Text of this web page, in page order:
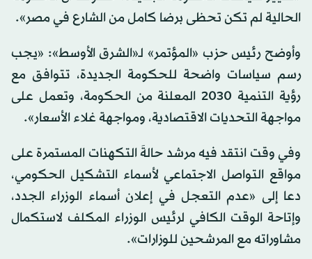
الحالية لم تكن تحظى برضا كامل من الشارع في مصر».
وأوضح رئيس حزب «المؤتمر» لـ«الشرق الأوسط»: «يجب
رسم سياسات واضحة للحكومة الجديدة، تتوافق مع
رؤية التنمية 2030 المعلنة من الحكومة، وتعمل على
مواجهة التحديات الاقتصادية، ومواجهة غلاء الأسعار».
وفي وقت انتقد فيه مرشد حالةَ التكهنات المستمرة على
مواقع التواصل الاجتماعي لأسماء التشكيل الحكومي،
دعا إلى «عدم التعجل في إعلان أسماء الوزراء الجدد،
وإتاحة الوقت الكافي لرئيس الوزراء المكلف لاستكمال
مشاوراته مع المرشحين للوزارات».